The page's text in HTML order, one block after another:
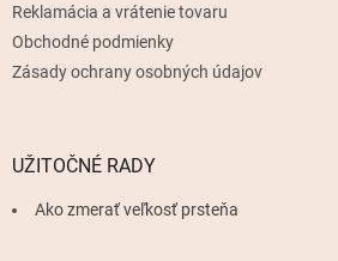
Reklamácia a vrátenie tovaru
Obchodné podmienky
Zásady ochrany osobných údajov
UŽITOČNÉ RADY
Ako zmerať veľkosť prsteňa